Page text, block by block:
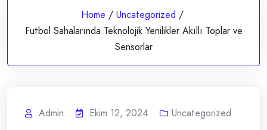
Home / Uncategorized /
Futbol Sahalarında Teknolojik Yenilikler Akıllı Toplar ve
Sensorlar
Admin Ekim 12, 2024 Uncategorized